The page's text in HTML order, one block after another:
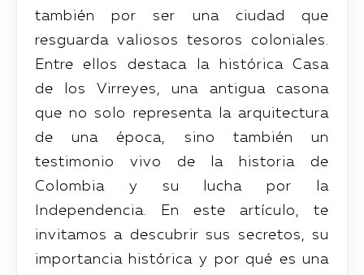
también por ser una ciudad que
resguarda valiosos tesoros coloniales.
Entre ellos destaca la histórica Casa
de los Virreyes, una antigua casona
que no solo representa la arquitectura
de una época, sino también un
testimonio vivo de la historia de
Colombia y su lucha por la
Independencia. En este artículo, te
invitamos a descubrir sus secretos, su
importancia histórica y por qué es una